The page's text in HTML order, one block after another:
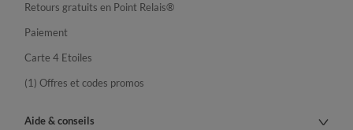
Retours gratuits en Point Relais®
Paiement
Carte 4 Etoiles
(1) Offres et codes promos
Aide & conseils